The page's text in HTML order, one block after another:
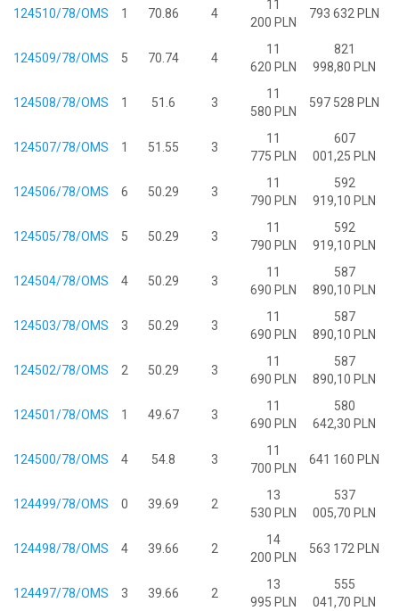
124510/78/OMS 1 70.86 4
11
200 PLN
793 632 PLN
124509/78/OMS 5 70.74 4
11
620 PLN
821
998,80 PLN
124508/78/OMS 1 51.6 3
11
580 PLN
597 528 PLN
124507/78/OMS 1 51.55 3
11
775 PLN
607
001,25 PLN
124506/78/OMS 6 50.29 3
11
790 PLN
592
919,10 PLN
124505/78/OMS 5 50.29 3
11
790 PLN
592
919,10 PLN
124504/78/OMS 4 50.29 3
11
690 PLN
587
890,10 PLN
124503/78/OMS 3 50.29 3
11
690 PLN
587
890,10 PLN
124502/78/OMS 2 50.29 3
11
690 PLN
587
890,10 PLN
124501/78/OMS 1 49.67 3
11
690 PLN
580
642,30 PLN
124500/78/OMS 4 54.8 3
11
700 PLN
641 160 PLN
124499/78/OMS 0 39.69 2
13
530 PLN
537
005,70 PLN
124498/78/OMS 4 39.66 2
14
200 PLN
563 172 PLN
124497/78/OMS 3 39.66 2
13
995 PLN
555
041,70 PLN